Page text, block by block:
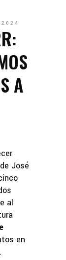
A
José
al
en